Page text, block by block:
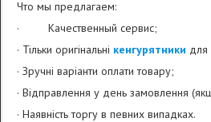
Что мы предлагаем:
· Качественный сервис;
· Тільки оригінальні кенгурятники для
· Зручні варіанти оплати товару;
· Відправлення у день замовлення
· Наявність торгу в певних випадках.